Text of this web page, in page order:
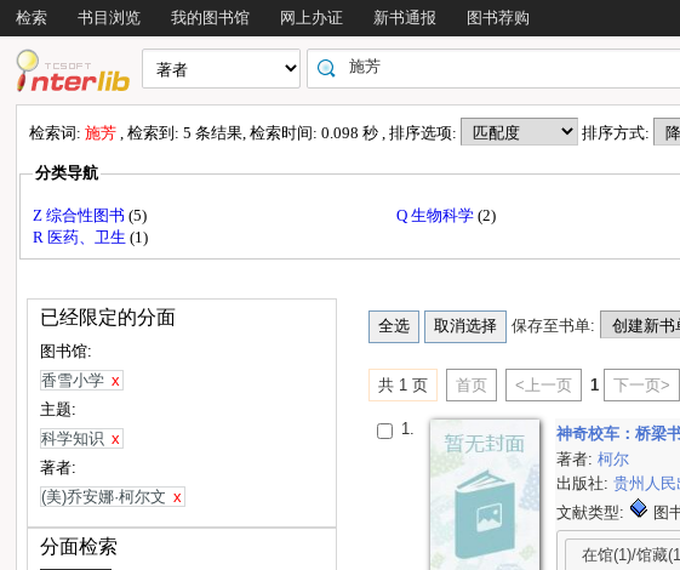
检索 书目浏览 我的图书馆 网上办证 新书通报 图书荐购
检索词:施芳, 检索到: 5 条结果, 检索时间: 0.098 秒 , 排序选项: 排序方式:
分类导航
Z 综合性图书(5) Q 生物科学(2)
R 医药、卫生(1)
已经限定的分面
图书馆:
香雪小学 x
主题:
科学知识 x
著者:
(美)乔安娜·柯尔文 x
分面检索
保存至书单:
共 1 页 首页 <上一页 1 下一页>
1.
神奇校车：桥梁
著者:柯尔
出版社:贵州人民
文献类型:
图
在馆(1)/馆藏